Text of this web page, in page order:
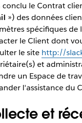
conclu le Contrat
») des données
spécifiques
le Client dont
le site http://
et
un Espace de
l'assistance du
et